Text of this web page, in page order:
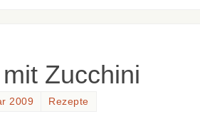
Zucchini
2009 Rezepte